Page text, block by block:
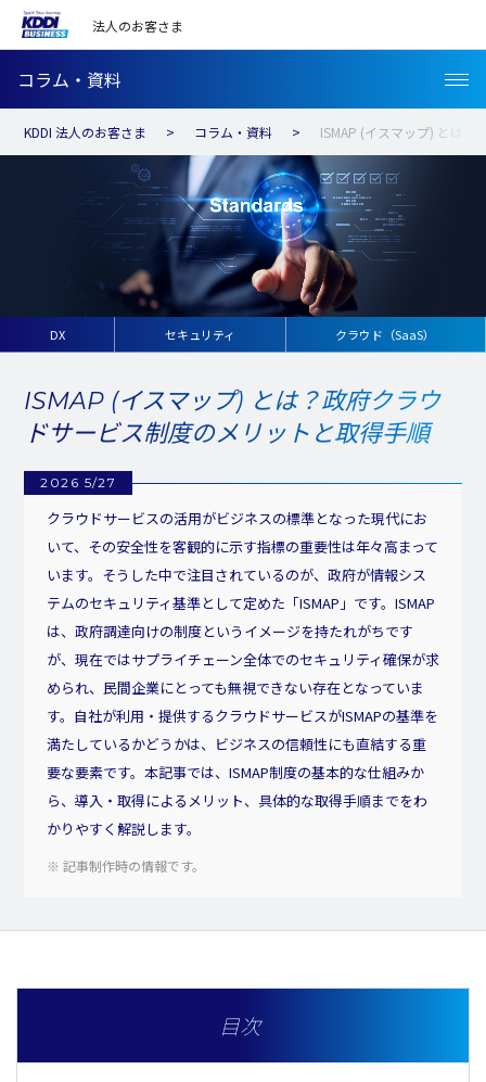
法人のお客さま
コラム・資料
KDDI 法人のお客さま コラム・資料 ISMAP (イスマップ) とは
DX セキュリティ クラウド（SaaS）
ISMAP (イスマップ) とは？政府クラウ
ドサービス制度のメリットと取得手順
2026 5/27
クラウドサービスの活用がビジネスの標準となった現代にお
いて、その安全性を客観的に示す指標の重要性は年々高まって
います。そうした中で注目されているのが、政府が情報シス
テムのセキュリティ基準として定めた「ISMAP」です。ISMAP
は、政府調達向けの制度というイメージを持たれがちです
が、現在ではサプライチェーン全体でのセキュリティ確保が求
められ、民間企業にとっても無視できない存在となっていま
す。自社が利用・提供するクラウドサービスがISMAPの基準を
満たしているかどうかは、ビジネスの信頼性にも直結する重
要な要素です。本記事では、ISMAP制度の基本的な仕組みか
ら、導入・取得によるメリット、具体的な取得手順までをわ
かりやすく解説します。
※ 記事制作時の情報です。
目次